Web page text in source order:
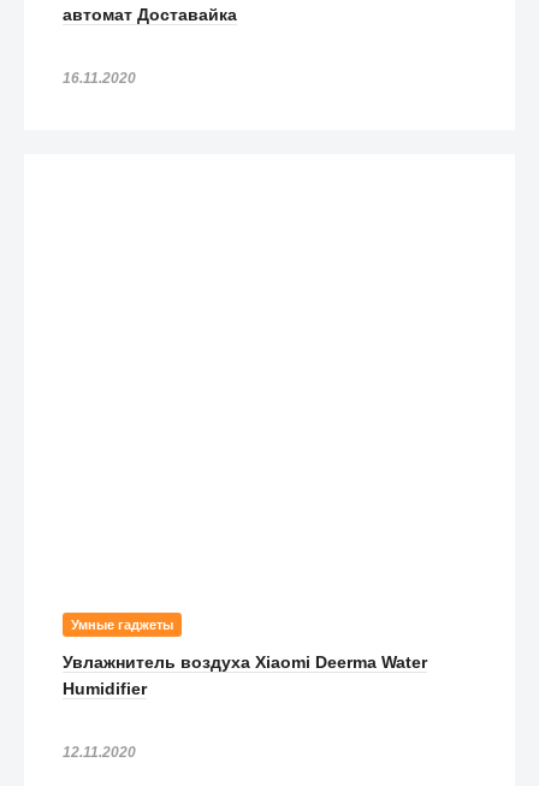
автомат Доставайка
16.11.2020
Умные гаджеты
Увлажнитель воздуха Xiaomi Deerma Water
Humidifier
12.11.2020